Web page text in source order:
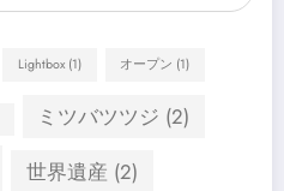
Lightbox(1) オープン (1)
ミツバツツジ (2)
世界遺産 (2)